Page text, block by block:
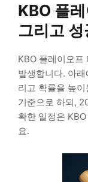
KBO 플
그리고
KBO 플레이오프
발생합니다. 아
리고 확률을 높
기준으로 하되,
확한 일정은
요.